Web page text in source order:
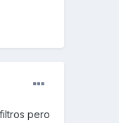
pero